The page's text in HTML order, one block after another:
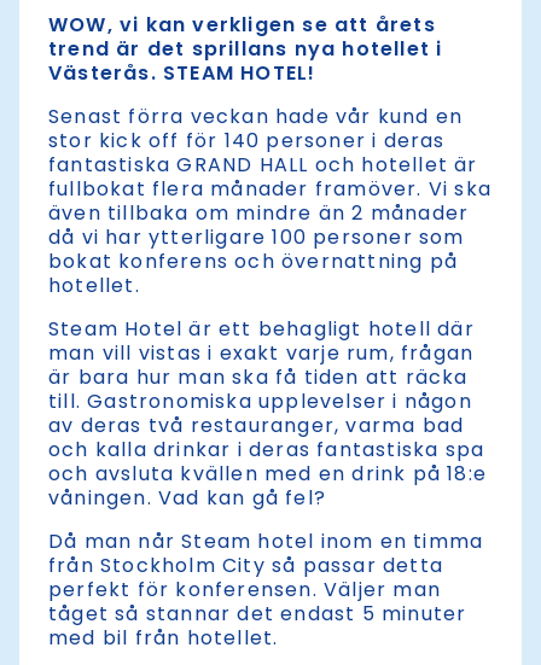
WOW, vi kan verkligen se att årets
trend är det sprillans nya hotellet i
Västerås. STEAM HOTEL!
Senast förra veckan hade vår kund en
stor kick off för 140 personer i deras
fantastiska GRAND HALL och hotellet är
fullbokat flera månader framöver. Vi ska
även tillbaka om mindre än 2 månader
då vi har ytterligare 100 personer som
bokat konferens och övernattning på
hotellet.
Steam Hotel är ett behagligt hotell där
man vill vistas i exakt varje rum, frågan
är bara hur man ska få tiden att räcka
till. Gastronomiska upplevelser i någon
av deras två restauranger, varma bad
och kalla drinkar i deras fantastiska spa
och avsluta kvällen med en drink på 18:e
våningen. Vad kan gå fel?
Då man når Steam hotel inom en timma
från Stockholm City så passar detta
perfekt för konferensen. Väljer man
tåget så stannar det endast 5 minuter
med bil från hotellet.